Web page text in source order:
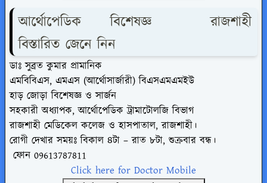
আর্থোপেডিক বিশেষজ্ঞ রাজশাহী
বিস্তারিত জেনে নিন
ডাঃ সুব্রত কুমার প্রামানিক
এমবিবিএস, এমএস (আর্থোসার্জারী) বিএসএমএমইউ
হাড় জোড়া বিশেষজ্ঞ ও সার্জন
সহকারী অধ্যাপক, আর্থোপেডিক ট্রামাটোলজি বিভাগ
রাজশাহী মেডিকেল কলেজ ও হাসপাতাল, রাজশাহী।
রোগী দেখার সময়ঃ বিকাল ৪টা – রাত ৮টা, শুক্রবার বন্ধ।
ফোন 09613787811
Click here for Doctor Mobile